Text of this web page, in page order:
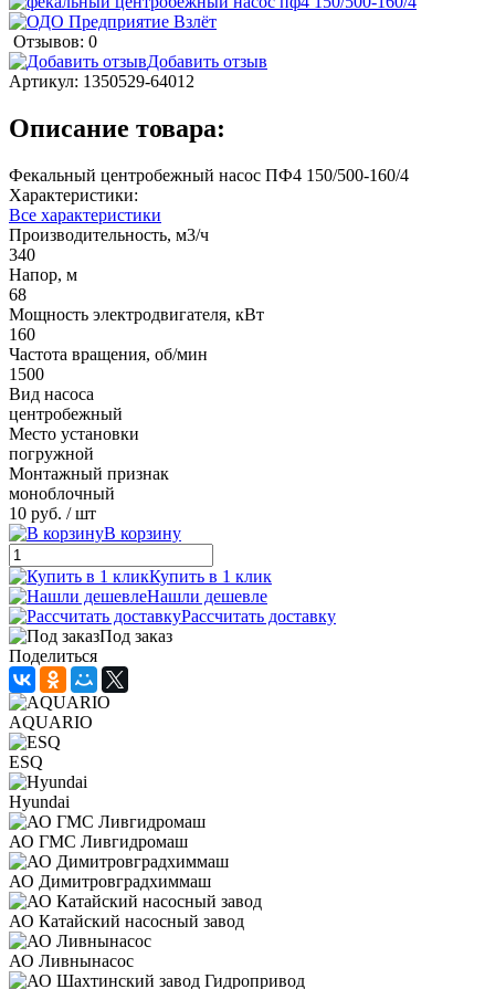
Отзывов: 0
Добавить отзыв
Артикул: 1350529-64012
Описание товара:
Фекальный центробежный насос ПФ4 150/500-160/4
Характеристики:
Все характеристики
Производительность, м3/ч
340
Напор, м
68
Мощность электродвигателя, кВт
160
Частота вращения, об/мин
1500
Вид насоса
центробежный
Место установки
погружной
Монтажный признак
моноблочный
10 руб. / шт
В корзину
Купить в 1 клик
Нашли дешевле
Рассчитать доставку
Под заказ
Поделиться
AQUARIO
ESQ
Hyundai
АО ГМС Ливгидромаш
АО Димитровградхиммаш
АО Катайский насосный завод
АО Ливнынасос